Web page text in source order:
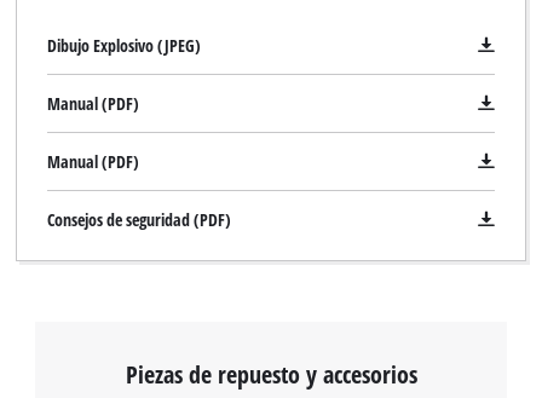
This content is not permitted to load due
Dibujo Explosivo (JPEG)
Manual (PDF)
Manual (PDF)
Consejos de seguridad (PDF)
Piezas de repuesto y accesorios